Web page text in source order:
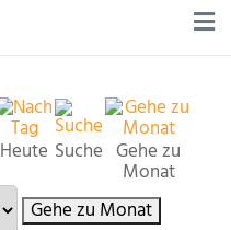
Heute Suche Gehe zu
Monat
Gehe zu Monat